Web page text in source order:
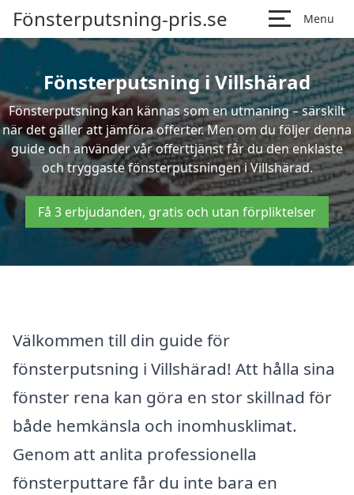
Fönsterputsning-pris.se Menu
Fönsterputsning i Villshärad
Fönsterputsning kan kännas som en utmaning – särskilt
när det gäller att jämföra offerter. Men om du följer denna
guide och använder vår offerttjänst får du den enklaste
och tryggaste fönsterputsningen i Villshärad.
Få 3 erbjudanden, gratis och utan förpliktelser
Välkommen till din guide för
fönsterputsning i Villshärad! Att hålla sina
fönster rena kan göra en stor skillnad för
både hemkänsla och inomhusklimat.
Genom att anlita professionella
fönsterputtare får du inte bara en